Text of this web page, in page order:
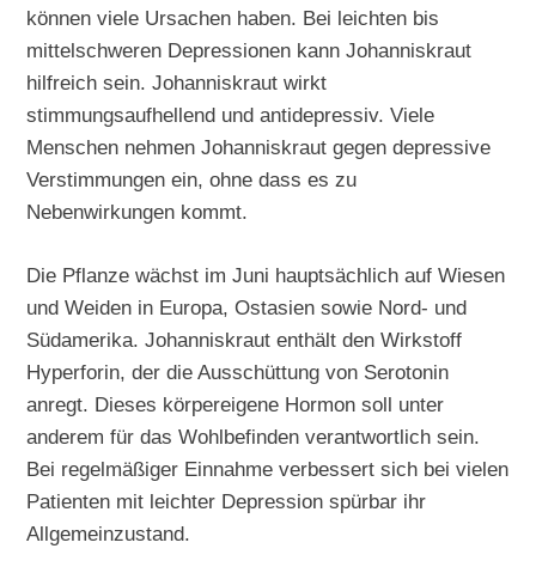
können viele Ursachen haben. Bei leichten bis
mittelschweren Depressionen kann Johanniskraut
hilfreich sein. Johanniskraut wirkt
stimmungsaufhellend und antidepressiv. Viele
Menschen nehmen Johanniskraut gegen depressive
Verstimmungen ein, ohne dass es zu
Nebenwirkungen kommt.
Die Pflanze wächst im Juni hauptsächlich auf Wiesen
und Weiden in Europa, Ostasien sowie Nord- und
Südamerika. Johanniskraut enthält den Wirkstoff
Hyperforin, der die Ausschüttung von Serotonin
anregt. Dieses körpereigene Hormon soll unter
anderem für das Wohlbefinden verantwortlich sein.
Bei regelmäßiger Einnahme verbessert sich bei vielen
Patienten mit leichter Depression spürbar ihr
Allgemeinzustand.